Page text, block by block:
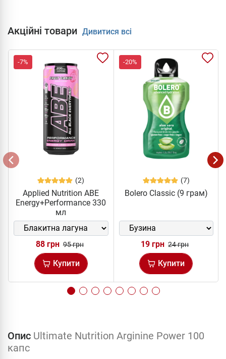
Акційні товари Дивитися всі
-7%
(2)
Applied Nutrition ABE
Energy+Performance 330
мл
88 грн 95 грн
Купити
-20%
(7)
Bolero Classic (9 грам)
19 грн 24 грн
Купити
Опис Ultimate Nutrition Arginine Power 100
капс